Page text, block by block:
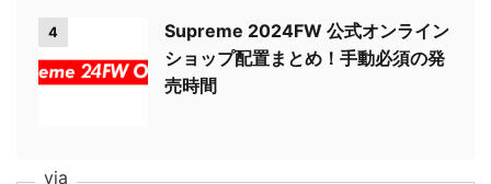
4
Supreme 2024FW 公式オンライン
ショップ配置まとめ！手動必須の発
売時間